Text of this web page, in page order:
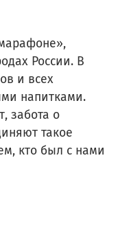
России. В
и всех
напитками.
забота о
такое
кто был с нами